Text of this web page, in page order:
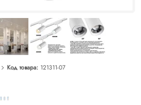
Код товара: 121311-07